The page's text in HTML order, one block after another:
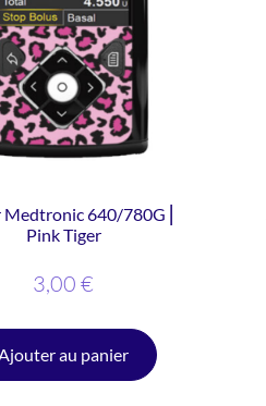
Medtronic 640/780G ⎜
Pink Tiger
3,00 €
Ajouter au panier